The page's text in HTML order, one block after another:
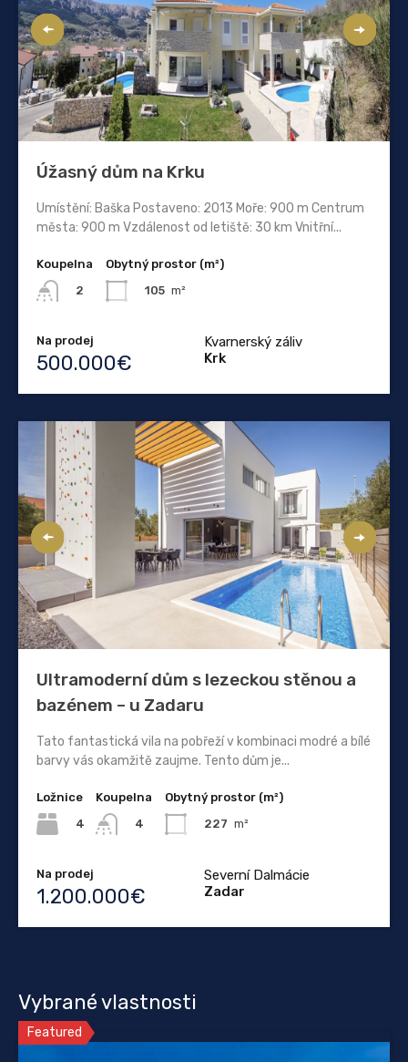
Úžasný dům na Krku
Umístění: Baška Postaveno: 2013 Moře: 900 m Centrum
města: 900 m Vzdálenost od letiště: 30 km Vnitřní...
Koupelna
2
Obytný prostor (m²)
105 m²
Na prodej
500.000€
Kvarnerský záliv
Krk
Ultramoderní dům s lezeckou stěnou a
bazénem – u Zadaru
Tato fantastická vila na pobřeží v kombinaci modré a bílé
barvy vás okamžitě zaujme. Tento dům je...
Ložnice
4
Koupelna
4
Obytný prostor (m²)
227 m²
Na prodej
1.200.000€
Severní Dalmácie
Zadar
Vybrané vlastnosti
Featured